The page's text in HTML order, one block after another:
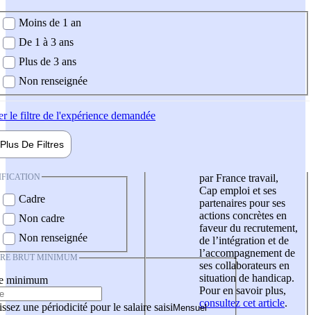
demandée
Moins de 1 an
De 1 à 3 ans
Plus de 3 ans
Non renseignée
le filtre de l'expérience demandée
Plus De Filtres
Cadre
Non cadre
Non renseignée
BRUT MINIMUM
minimum
une périodicité pour le salaire saisi
par France travail,
Cap emploi et ses
partenaires pour ses
actions concrètes en
faveur du recrutement,
de l’intégration et de
l’accompagnement de
ses collaborateurs en
situation de handicap.
Pour en savoir plus,
consultez cet article.